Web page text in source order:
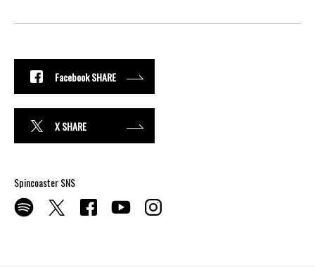
Facebook SHARE
X SHARE
Spincoaster SNS